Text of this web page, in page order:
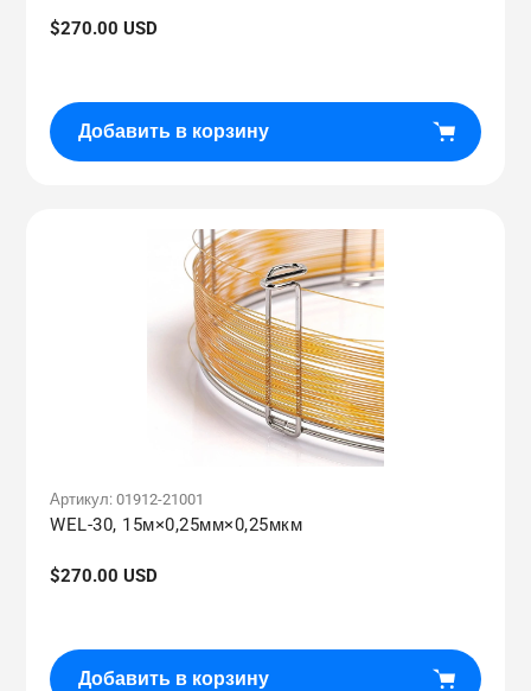
Обычная
$270.00 USD
Добавить в корзину
Артикул: 01912-21001
WEL-30, 15м×0,25мм×0,25мкм
Обычная
$270.00 USD
Добавить в корзину